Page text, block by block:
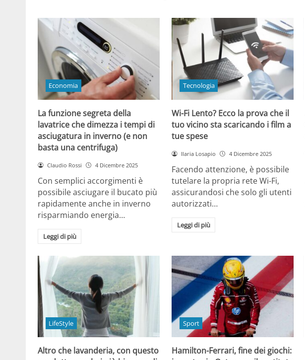
Economia
La funzione segreta della
lavatrice che dimezza i tempi di
asciugatura in inverno (e non
basta una centrifuga)
Claudio Rossi 4 Dicembre 2025
Con semplici accorgimenti è
possibile asciugare il bucato più
rapidamente anche in inverno
risparmiando energia…
Leggi di più
Tecnologia
Wi-Fi Lento? Ecco la prova che il
tuo vicino sta scaricando i film a
tue spese
Ilaria Losapio 4 Dicembre 2025
Facendo attenzione, è possibile
tutelare la propria rete Wi-Fi,
assicurandosi che solo gli utenti
autorizzati…
Leggi di più
LifeStyle
Altro che lavanderia, con questo
Sport
Hamilton-Ferrari, fine dei giochi: